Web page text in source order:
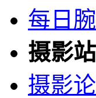
每日
摄影
摄影